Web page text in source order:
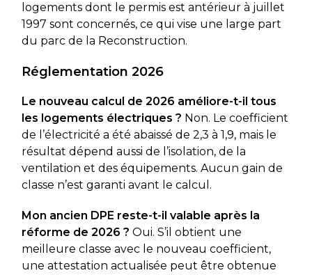
logements dont le permis est antérieur à juillet
1997 sont concernés, ce qui vise une large part
du parc de la Reconstruction.
Réglementation 2026
Le nouveau calcul de 2026 améliore-t-il tous
les logements électriques ? Non. Le coefficient
de l’électricité a été abaissé de 2,3 à 1,9, mais le
résultat dépend aussi de l’isolation, de la
ventilation et des équipements. Aucun gain de
classe n’est garanti avant le calcul.
Mon ancien DPE reste-t-il valable après la
réforme de 2026 ? Oui. S’il obtient une
meilleure classe avec le nouveau coefficient,
une attestation actualisée peut être obtenue